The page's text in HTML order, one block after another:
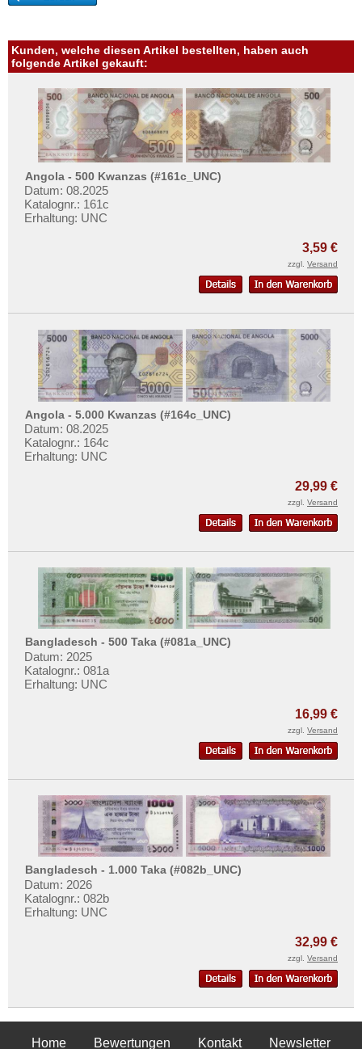
Zentralafrikanische Staaten
Zimbabwe
Kunden, welche diesen Artikel bestellten, haben auch
folgende Artikel gekauft:
Angola - 500 Kwanzas (#161c_UNC)
Datum: 08.2025
Katalognr.: 161c
Erhaltung: UNC
3,59 €
zzgl. Versand
Angola - 5.000 Kwanzas (#164c_UNC)
Datum: 08.2025
Katalognr.: 164c
Erhaltung: UNC
29,99 €
zzgl. Versand
Bangladesch - 500 Taka (#081a_UNC)
Datum: 2025
Katalognr.: 081a
Erhaltung: UNC
16,99 €
zzgl. Versand
Bangladesch - 1.000 Taka (#082b_UNC)
Datum: 2026
Katalognr.: 082b
Erhaltung: UNC
32,99 €
zzgl. Versand
Home Bewertungen Kontakt Newsletter